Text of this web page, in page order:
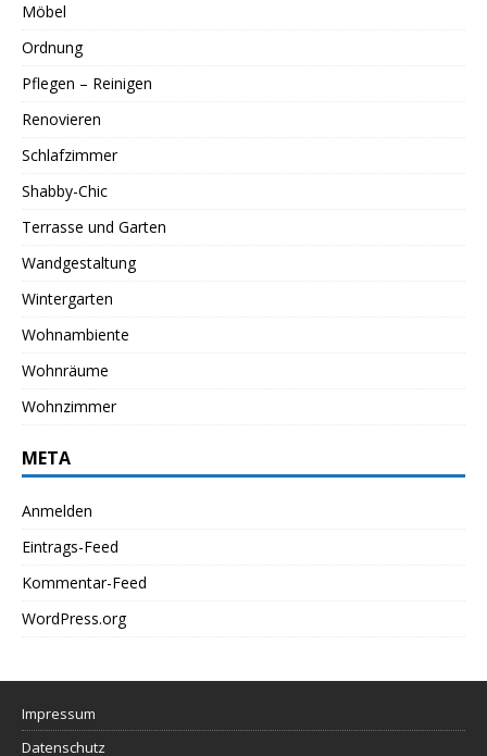
Möbel
Ordnung
Pflegen – Reinigen
Renovieren
Schlafzimmer
Shabby-Chic
Terrasse und Garten
Wandgestaltung
Wintergarten
Wohnambiente
Wohnräume
Wohnzimmer
META
Anmelden
Eintrags-Feed
Kommentar-Feed
WordPress.org
Impressum
Datenschutz